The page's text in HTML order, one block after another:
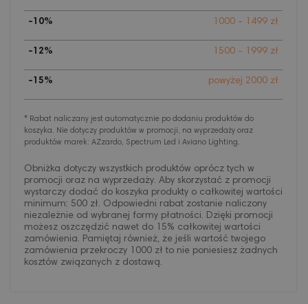
-10% 1000 - 1499 zł
-12% 1500 - 1999 zł
-15% powyżej 2000 zł
* Rabat naliczany jest automatycznie po dodaniu produktów do
koszyka. Nie dotyczy produktów w promocji, na wyprzedaży oraz
produktów marek: AZzardo, Spectrum Led i Aviano Lighting.
Obniżka dotyczy wszystkich produktów oprócz tych w
promocji oraz na wyprzedaży. Aby skorzystać z promocji
wystarczy dodać do koszyka produkty o całkowitej wartości
minimum: 500 zł. Odpowiedni rabat zostanie naliczony
niezależnie od wybranej formy płatności. Dzięki promocji
możesz oszczędzić nawet do 15% całkowitej wartości
zamówienia. Pamiętaj również, że jeśli wartość twojego
zamówienia przekroczy 1000 zł to nie poniesiesz żadnych
kosztów związanych z dostawą.